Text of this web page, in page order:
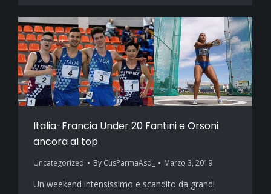
Italia-Francia Under 20 Fantini e Orsoni
ancora al top
Uncategorized By CusParmaAsd_ Marzo 3, 2019
Un weekend intensissimo e scandito da grandi